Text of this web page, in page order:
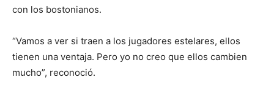
con los bostonianos.
“Vamos a ver si traen a los jugadores estelares, ellos
tienen una ventaja. Pero yo no creo que ellos cambien
mucho”, reconoció.